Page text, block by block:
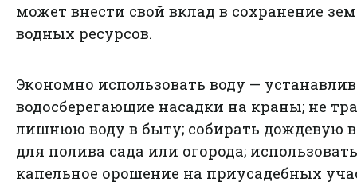
может внести свой вклад в сохранение
водных ресурсов.
Экономно использовать воду —
водосберегающие насадки на краны; не
лишнюю воду в быту; собирать дождевую
для полива сада или огорода; использовать
капельное орошение на приусадебных